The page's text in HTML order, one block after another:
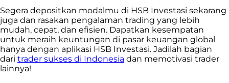
Segera depositkan modalmu di HSB Investasi sekarang
juga dan rasakan pengalaman trading yang lebih
mudah, cepat, dan efisien. Dapatkan kesempatan
untuk meraih keuntungan di pasar keuangan global
hanya dengan aplikasi HSB Investasi. Jadilah bagian
dari trader sukses di Indonesia dan memotivasi trader
lainnya!